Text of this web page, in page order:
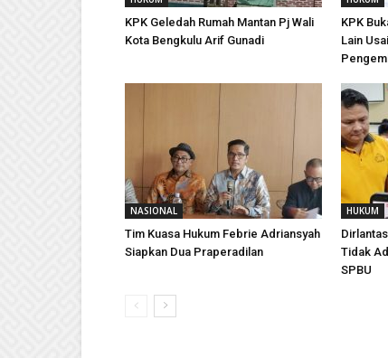
KPK Geledah Rumah Mantan Pj Wali
Kota Bengkulu Arif Gunadi
KPK
Lain
NASIONAL
Tim Kuasa Hukum Febrie Adriansyah
Siapkan Dua Praperadilan
HUKUM
Tidak
SPBU